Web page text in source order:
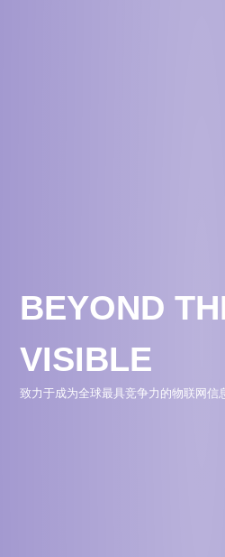
BEYOND
VISIBLE
致力于成为全球最具竞争力的物联网信